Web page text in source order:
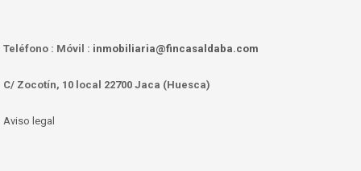
Teléfono : Móvil : inmobiliaria@fincasaldaba.com
C/ Zocotín, 10 local 22700 Jaca (Huesca)
Aviso legal